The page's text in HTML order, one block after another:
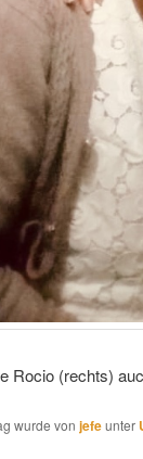
Rocio (rechts)
wurde von jefeunter